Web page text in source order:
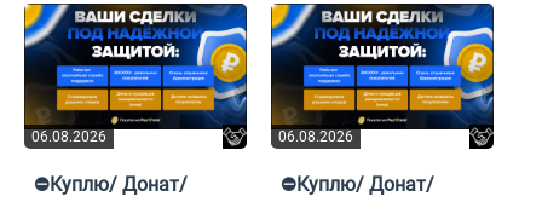
06.08.2026
⛔Куплю/ Донат/
06.08.2026
⛔Куплю/ Донат/